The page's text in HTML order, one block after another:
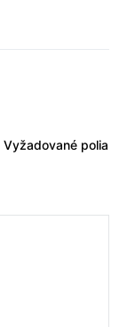
Vyžadované polia